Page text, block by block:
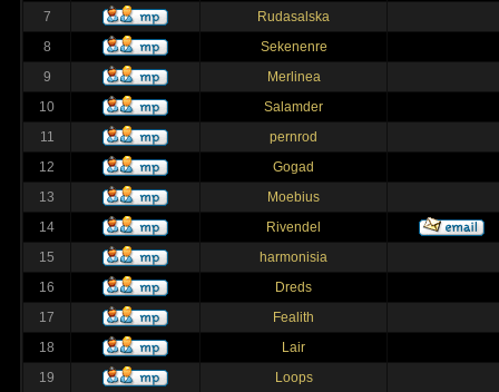
7
Rudasalska
8
Sekenenre
9
Merlinea
10
Salamder
11
pernrod
12
Gogad
13
Moebius
14
Rivendel
15
harmonisia
16
Dreds
17
Fealith
18
Lair
19
Loops